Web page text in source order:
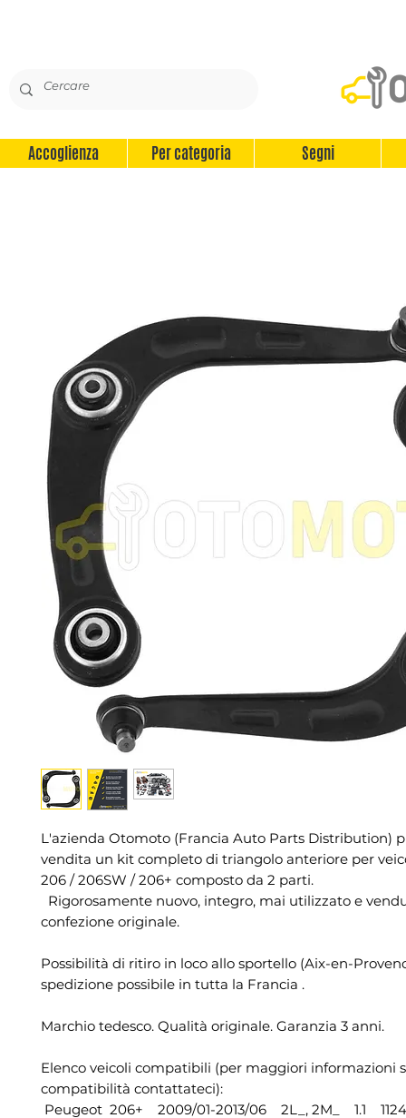
Accoglienza Per categoria Segni
L'azienda Otomoto (Francia Auto Parts Distribution)
vendita un kit completo di triangolo anteriore per
206 / 206SW / 206+ composto da 2 parti.
Rigorosamente nuovo, integro, mai utilizzato e
confezione originale.
Possibilità di ritiro in loco allo sportello (Aix-en-
spedizione possibile in tutta la Francia .
Marchio tedesco. Qualità originale. Garanzia 3 anni.
Elenco veicoli compatibili (per maggiori informazioni
compatibilità contattateci):
Peugeot 206+ 2009/01-2013/06 2L_, 2M_ 1.1 1124